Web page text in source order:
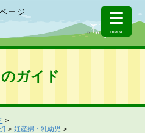
ージ
menu
ガイド
]
妊産婦・乳幼児